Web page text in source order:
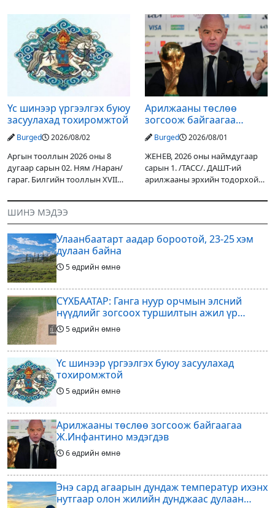
уулархаг нутгаар бороо, дуу
цахилгаантай аадар бороо
орох тул голуудын усны
түвшин нэмэгдэх, нөөлөг
Дарьгангын Ганга нуурыг
сэргээн, хамгаалах төслийг
улсын төсвийн хөрөнгө
оруулалтаар хийж буй.
Төслийн
Үс шинээр үргээлгэх буюу
засуулахад тохиромжтой
Burged 2026/08/02
Аргын тооллын 2026 оны 8
дугаар сарын 02. Ням /Наран/
гараг. Билгийн тооллын XVII
гал Морин жилийн Зуны адаг
хөхөгчин хонь сарын шинийн
19, Адъяа /Асралт/
Арилжааны төслөө
зогсоож байгаагаа
Ж.Инфантино мэдэгдэв
Burged 2026/08/01
ЖЕНЕВ, 2026 оны наймдугаар
сарын 1. /ТАСС/. ДАШТ-ий
арилжааны эрхийн тодорхой
оруулагчдад худалдах
шийдвэрлэснээ ФИФА-гийн
ерөнхийлөгч Жанни
ШИНЭ МЭДЭЭ
Улаанбаатарт аадар бороотой, 23-25 хэм
дулаан байна
5 өдрийн өмнө
СҮХБААТАР: Ганга нуур орчмын элсний
нүүдлийг зогсоох туршилтын ажил үр
дүнгээ өгч эхэлжээ
5 өдрийн өмнө
Үс шинээр үргээлгэх буюу засуулахад
тохиромжтой
5 өдрийн өмнө
Арилжааны төслөө зогсоож байгаагаа
Ж.Инфантино мэдэгдэв
6 өдрийн өмнө
Энэ сард агаарын дундаж температур ихэнх
нутгаар олон жилийн дунджаас дулаан